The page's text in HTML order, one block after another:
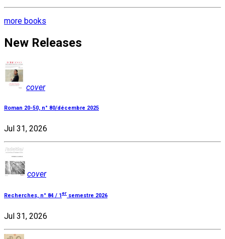
more books
New Releases
cover
Roman 20-50, n° 80/décembre 2025
Jul 31, 2026
cover
Recherches, n° 84 / 1 er semestre 2026
Jul 31, 2026